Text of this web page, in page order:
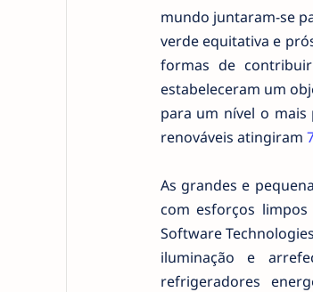
mundo juntaram-se
verde equitativa e
formas de
estabeleceram um
para um nível o mais
renováveis atingiram
As grandes e
com esforços
Software
iluminação e
refrigeradores